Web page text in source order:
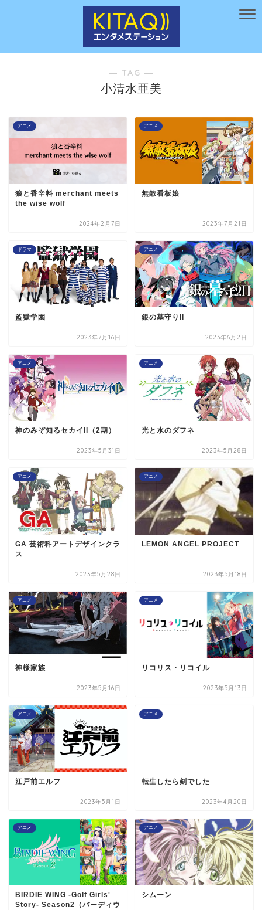
― TAG ―
小清水亜美
アニメ
狼と香辛料 merchant meets
the wise wolf
2024年2月7日
アニメ
無敵看板娘
2023年7月21日
ドラマ
監獄学園
2023年7月16日
アニメ
銀の墓守りII
2023年6月2日
アニメ
神のみぞ知るセカイII（2期）
2023年5月31日
アニメ
光と水のダフネ
2023年5月28日
アニメ
GA 芸術科アートデザインクラ
ス
2023年5月28日
アニメ
LEMON ANGEL PROJECT
2023年5月18日
アニメ
神様家族
2023年5月16日
アニメ
リコリス・リコイル
2023年5月13日
アニメ
江戸前エルフ
2023年5月1日
アニメ
転生したら剣でした
2023年4月20日
アニメ
BIRDIE WING -Golf Girls'
Story- Season2（バーディウ
アニメ
シムーン